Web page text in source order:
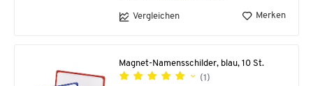
Vergleichen Merken
Magnet-Namensschilder, blau, 10 St.
(1)